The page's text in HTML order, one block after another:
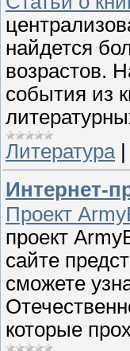
найдется
возрастов.
события из
Литература|
Интернет-
Проект
проект
сайте
сможете
которые